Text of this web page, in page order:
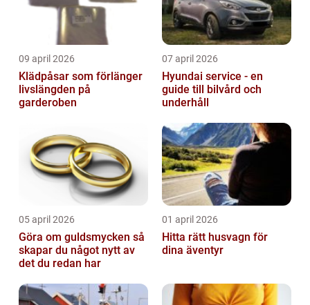
09 april 2026
Klädpåsar som förlänger
livslängden på
garderoben
07 april 2026
Hyundai service - en
guide till bilvård och
underhåll
05 april 2026
Göra om guldsmycken så
skapar du något nytt av
det du redan har
01 april 2026
Hitta rätt husvagn för
dina äventyr